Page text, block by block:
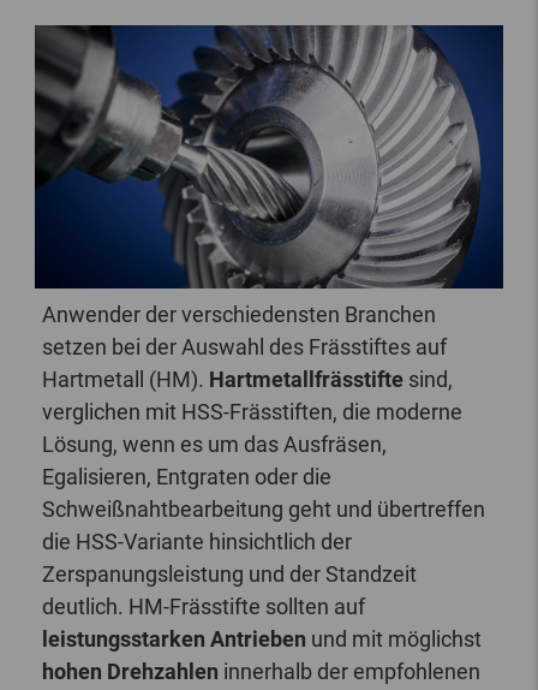
Anwender der verschiedensten Branchen
setzen bei der Auswahl des Frässtiftes auf
Hartmetall (HM). Hartmetallfrässtifte sind,
verglichen mit HSS-Frässtiften, die moderne
Lösung, wenn es um das Ausfräsen,
Egalisieren, Entgraten oder die
Schweißnahtbearbeitung geht und übertreffen
die HSS-Variante hinsichtlich der
Zerspanungsleistung und der Standzeit
deutlich. HM-Frässtifte sollten auf
leistungsstarken Antrieben und mit möglichst
hohen Drehzahlen innerhalb der empfohlenen